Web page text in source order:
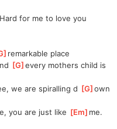
for me to love you
]remarkable place
[G ]
every mothers child is
we are spiralling d [G ]
own
you are just like [Em ]me.